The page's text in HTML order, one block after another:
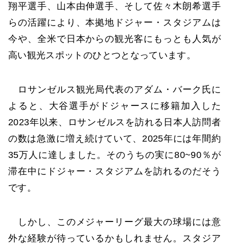
翔平選手、山本由伸選手、そして佐々木朗希選手
らの活躍により、本拠地ドジャー・スタジアムは
今や、全米で日本からの観光客にもっとも人気が
高い観光スポットのひとつとなっています。
ロサンゼルス観光局代表のアダム・バーク氏に
よると、大谷選手がドジャースに移籍加入した
2023年以来、ロサンゼルスを訪れる日本人訪問者
の数は急激に増え続けていて、2025年には年間約
35万人に達しました。そのうちの実に80~90％が
滞在中にドジャー・スタジアムを訪れるのだそう
です。
しかし、このメジャーリーグ最大の球場には意
外な経験が待っているかもしれません。スタジア